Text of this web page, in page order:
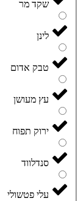
שקד מר
לינן
טבק אדום
עץ מעושן
ירוק תפוח
סנדלווד
עלי פטשולי